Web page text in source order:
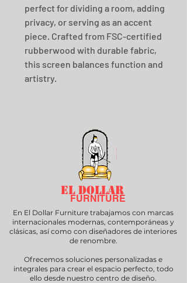
perfect for dividing a room, adding
privacy, or serving as an accent
piece. Crafted from FSC-certified
rubberwood with durable fabric,
this screen balances function and
artistry.
EL DOLLAR
FURNITURE
En El Dollar Furniture trabajamos con marcas
internacionales modernas, contemporáneas y
clásicas, así como con diseñadores de interiores
de renombre.
Ofrecemos soluciones personalizadas e
integrales para crear el espacio perfecto, todo
ello desde nuestro centro de diseño.